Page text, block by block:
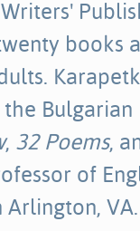
books
, 32 Poems,
of
Arlington, VA.